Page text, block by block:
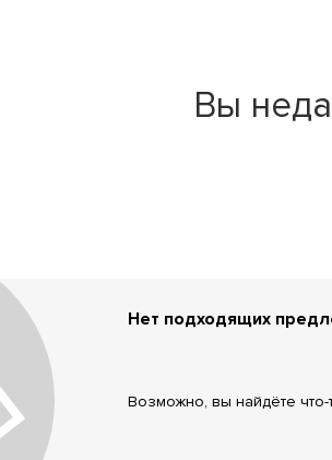
Вы
Нет подходящих
Возможно, вы найдёте что-